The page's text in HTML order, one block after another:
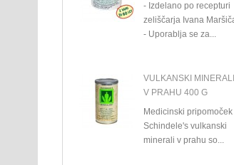
- Izdelano po recepturi
zeliščarja Ivana
- Uporablja se za...
VULKANSKI MINERALI
V PRAHU 400 G
Medicinski pripomoček
Schindele's vulkanski
minerali v prahu so...